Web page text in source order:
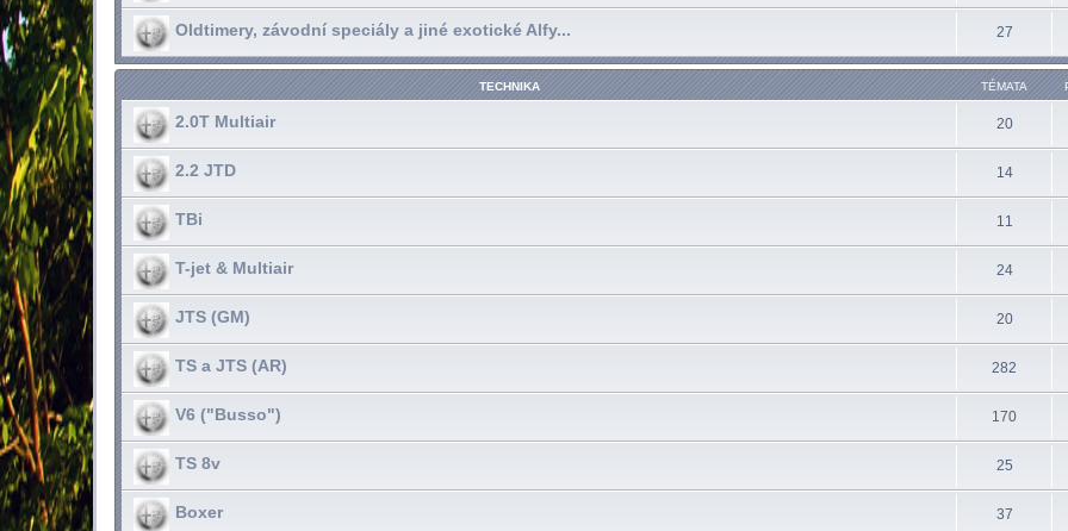
Oldtimery, závodní speciály a jiné exotické Alfy... 27
TECHNIKA TÉMATA
2.0T Multiair 20
2.2 JTD 14
TBi 11
T-jet & Multiair 24
JTS (GM) 20
TS a JTS (AR) 282
V6 ("Busso") 170
TS 8v 25
Boxer 37